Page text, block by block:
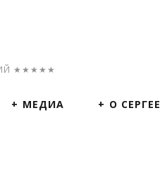
★★★★★
МЕДИА О СЕРГЕЕ